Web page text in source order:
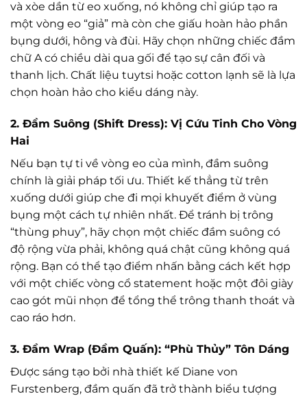
và xòe dần từ eo xuống, nó không chỉ giúp tạo ra
một vòng eo “giả” mà còn che giấu hoàn hảo phần
bụng dưới, hông và đùi. Hãy chọn những chiếc đầm
chữ A có chiều dài qua gối để tạo sự cân đối và
thanh lịch. Chất liệu tuytsi hoặc cotton lạnh sẽ là lựa
chọn hoàn hảo cho kiểu dáng này.
2. Đầm Suông (Shift Dress): Vị Cứu Tinh Cho Vòng
Hai
Nếu bạn tự ti về vòng eo của mình, đầm suông
chính là giải pháp tối ưu. Thiết kế thẳng từ trên
xuống dưới giúp che đi mọi khuyết điểm ở vùng
bụng một cách tự nhiên nhất. Để tránh bị trông
“thùng phuy”, hãy chọn một chiếc đầm suông có
độ rộng vừa phải, không quá chật cũng không quá
rộng. Bạn có thể tạo điểm nhấn bằng cách kết hợp
với một chiếc vòng cổ statement hoặc một đôi giày
cao gót mũi nhọn để tổng thể trông thanh thoát và
cao ráo hơn.
3. Đầm Wrap (Đầm Quấn): “Phù Thủy” Tôn Dáng
Được sáng tạo bởi nhà thiết kế Diane von
Furstenberg, đầm quấn đã trở thành biểu tượng